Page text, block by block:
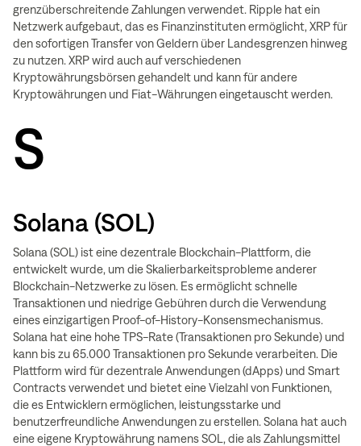
grenzüberschreitende Zahlungen verwendet. Ripple hat ein
Netzwerk aufgebaut, das es Finanzinstituten ermöglicht, XRP für
den sofortigen Transfer von Geldern über Landesgrenzen hinweg
zu nutzen. XRP wird auch auf verschiedenen
Kryptowährungsbörsen gehandelt und kann für andere
Kryptowährungen und Fiat-Währungen eingetauscht werden.
S
Solana (SOL)
Solana (SOL) ist eine dezentrale Blockchain-Plattform, die
entwickelt wurde, um die Skalierbarkeitsprobleme anderer
Blockchain-Netzwerke zu lösen. Es ermöglicht schnelle
Transaktionen und niedrige Gebühren durch die Verwendung
eines einzigartigen Proof-of-History-Konsensmechanismus.
Solana hat eine hohe TPS-Rate (Transaktionen pro Sekunde) und
kann bis zu 65.000 Transaktionen pro Sekunde verarbeiten. Die
Plattform wird für dezentrale Anwendungen (dApps) und Smart
Contracts verwendet und bietet eine Vielzahl von Funktionen,
die es Entwicklern ermöglichen, leistungsstarke und
benutzerfreundliche Anwendungen zu erstellen. Solana hat auch
eine eigene Kryptowährung namens SOL, die als Zahlungsmittel